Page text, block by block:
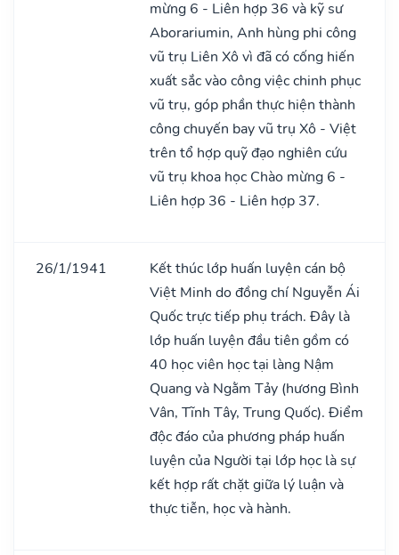
mừng 6 - Liên hợp 36 và kỹ sư
Aborariumin, Anh hùng phi công
vũ trụ Liên Xô vì đã có cống hiến
xuất sắc vào công việc chinh phục
vũ trụ, góp phần thực hiện thành
công chuyến bay vũ trụ Xô - Việt
trên tổ hợp quỹ đạo nghiên cứu
vũ trụ khoa học Chào mừng 6 -
Liên hợp 36 - Liên hợp 37.
26/1/1941
Kết thúc lớp huấn luyện cán bộ
Việt Minh do đồng chí Nguyễn Ái
Quốc trực tiếp phụ trách. Đây là
lớp huấn luyện đầu tiên gồm có
40 học viên học tại làng Nậm
Quang và Ngằm Tảy (hương Bình
Vân, Tĩnh Tây, Trung Quốc). Điểm
độc đáo của phương pháp huấn
luyện của Người tại lớp học là sự
kết hợp rất chặt giữa lý luận và
thực tiễn, học và hành.